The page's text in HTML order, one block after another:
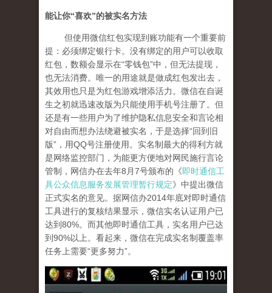
能让你“喜欢”的被实名方法
但使用微信红包实现到账功能有一个重要前
提：必须绑定银行卡。没有绑定的用户可以收取
红包，数额会显示在“零钱包”中，但无法提现，
也无法消费。唯一的用途就是做成红包发出去，
其效用也只是为红包游戏增添活力。微信在自诞
生之初就迅速改版为只能使用手机号注册了。但
还是有一些用户为了维护隐私信息安全和言论相
对自由而想办法绕避被实名，于是选择“回到旧
版”，用QQ号注册使用。实名制最大的得利方就
是网络监控部门，为能更方便地对网民施行言论
管制，网信办在去年8月7号颁布的《即时通信工
具公众信息服务发展管理暂行规定》中提出微信
正式实名的意见。据网信办2014年底对即时通信
工具进行的复核结果显示，微信实名认证用户已
达到80%。而其他即时通信工具，实名用户已达
到90%以上。看起来，微信在完成实名制覆盖率
任务上需要“更多努力”。